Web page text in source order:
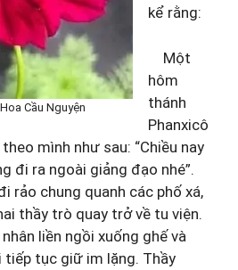
Cầu Nguyện
kể rằng:
Một
hôm
thánh
Phanxicô
mình như sau: “Chiều nay
đi ra ngoài giảng đạo nhé”.
rảo chung quanh các phố xá,
thầy trò quay trở về tu viện.
liền ngồi xuống ghế và
tiếp tục giữ im lặng. Thầy